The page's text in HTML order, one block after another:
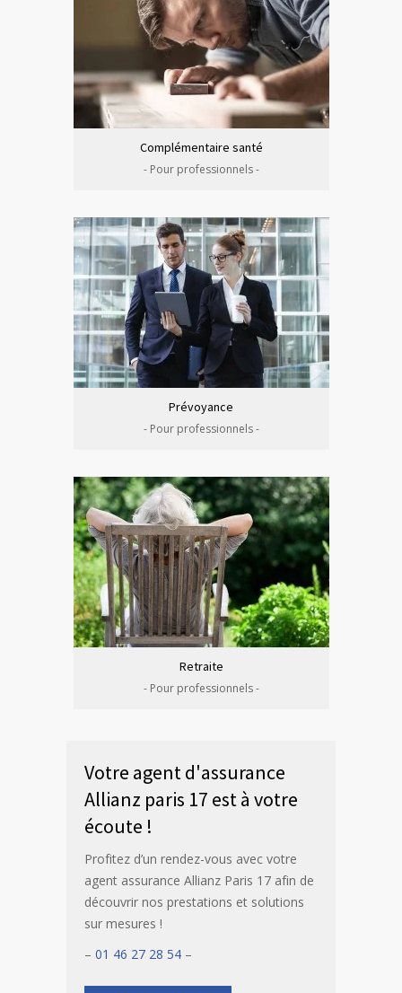
Complémentaire santé
- Pour professionnels -
Prévoyance
- Pour professionnels -
Retraite
- Pour professionnels -
Votre agent d'assurance
Allianz paris 17 est à votre
écoute !
Profitez d’un rendez-vous avec votre
agent assurance Allianz Paris 17 afin de
découvrir nos prestations et solutions
sur mesures !
– 01 46 27 28 54 –